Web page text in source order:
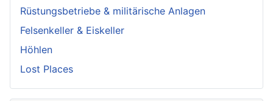
Rüstungsbetriebe & militärische Anlagen
Felsenkeller & Eiskeller
Höhlen
Lost Places